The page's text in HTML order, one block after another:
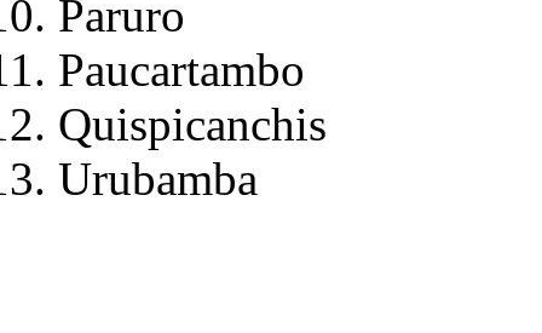
Paruro
Paucartambo
Quispicanchis
Urubamba